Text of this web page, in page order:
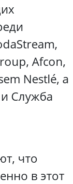
Afcon,
Nestlé, а
Служба
что
в этот